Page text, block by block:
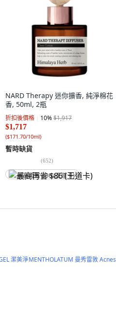
NARD Therapy 迷你擴香, 純淨棉花
香, 50ml, 2瓶
折扣後價格 10%$1,917
$1,717
($171.70/10ml)
暫時缺貨
(652)
最高再省 $86 (王道卡)
潔美淨MENTHOLATUM 曼秀雷敦 Acnes